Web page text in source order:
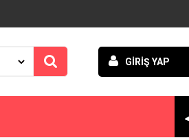
GİRİŞ YAP